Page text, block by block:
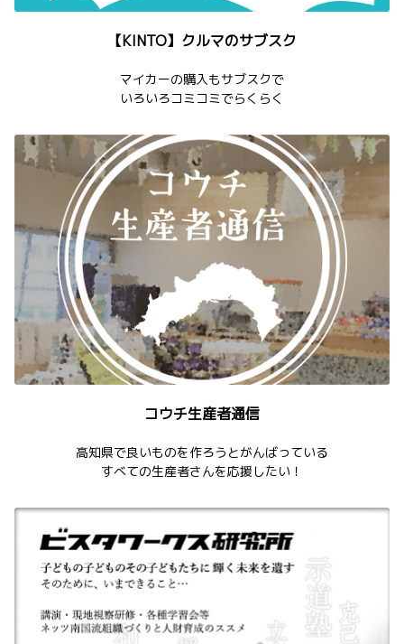
【KINTO】クルマのサブスク
マイカーの購入もサブスクで
いろいろコミコミでらくらく
コウチ生産者通信
高知県で良いものを作ろうとがんばっている
すべての生産者さんを応援したい！